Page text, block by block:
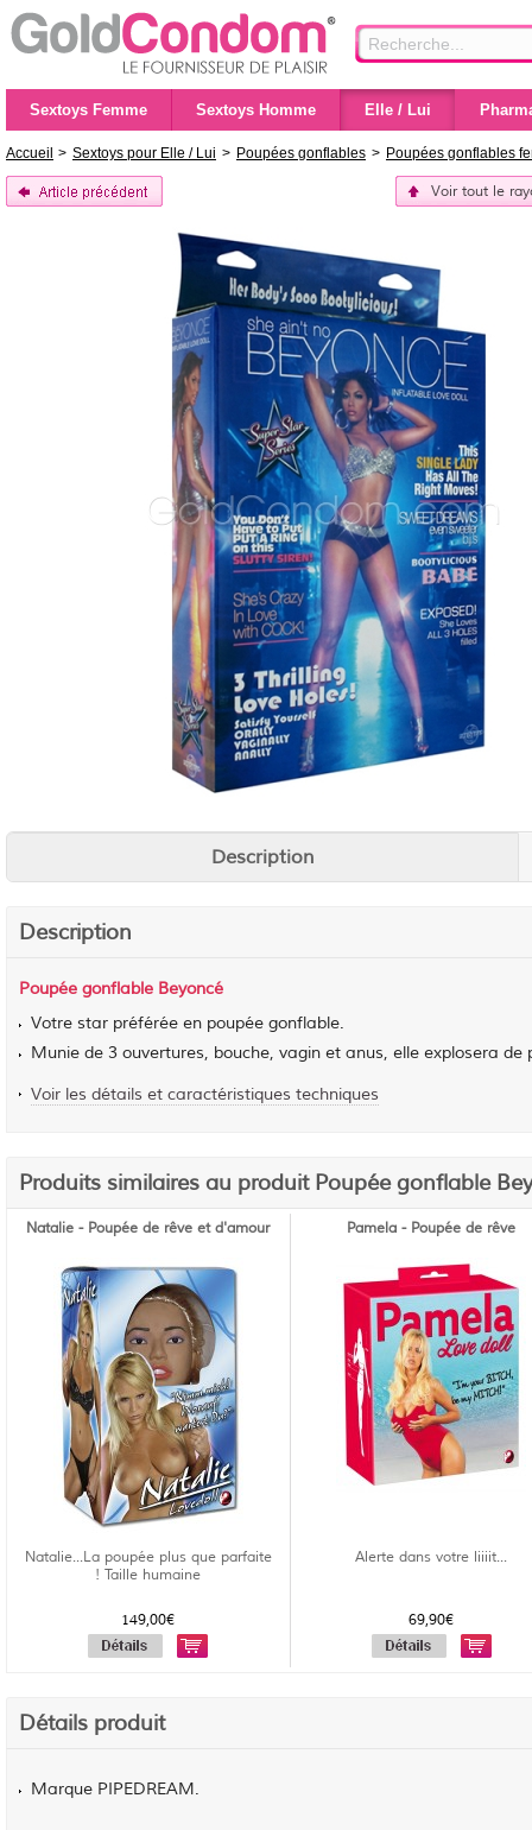
Sextoys Femme Sextoys Homme Elle / Lui
Accueil > Sextoys pour Elle / Lui > Poupées gonflables > Poupées gonflables
Voir tout le
Description
Description
Poupée gonflable Beyoncé
Votre star préférée en poupée gonflable.
Munie de 3 ouvertures, bouche, vagin et anus, elle explosera de
Voir les détails et caractéristiques techniques
Produits similaires au produit Poupée gonflable
Natalie - Poupée de rêve et d'amour
Natalie...La poupée plus que parfaite
! Taille humaine
149,00€
Pamela - Poupée de rêve
Alerte dans votre liiiit...
69,90€
Détails produit
Marque PIPEDREAM.